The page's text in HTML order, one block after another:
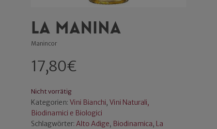
La Manina
Manincor
17,80€
Nicht vorrätig
Kategorien: Vini Bianchi, Vini Naturali,
Biodinamici e Biologici
Schlagwörter: Alto Adige, Biodinamica, La